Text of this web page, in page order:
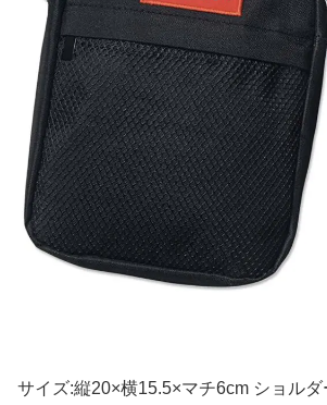
サイズ:縦20×横15.5×マチ6cm ショル